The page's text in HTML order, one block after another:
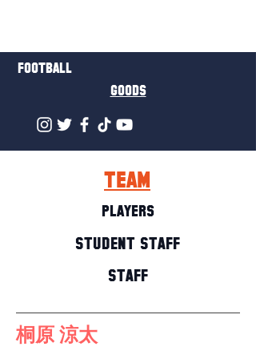
FOOTBALL
GOODS
TEAM
PLAYERS
STUDENT STAFF
STAFF
桐原 涼太